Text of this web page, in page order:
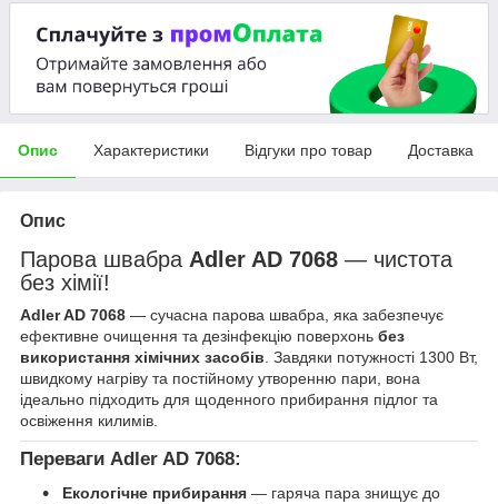
Опис Характеристики Відгуки про товар Доставка
Опис
Парова швабра Adler AD 7068 — чистота
без хімії!
Adler AD 7068 — сучасна парова швабра, яка забезпечує
ефективне очищення та дезінфекцію поверхонь без
використання хімічних засобів. Завдяки потужності 1300 Вт,
швидкому нагріву та постійному утворенню пари, вона
ідеально підходить для щоденного прибирання підлог та
освіження килимів.
Переваги Adler AD 7068:
Екологічне прибирання — гаряча пара знищує до